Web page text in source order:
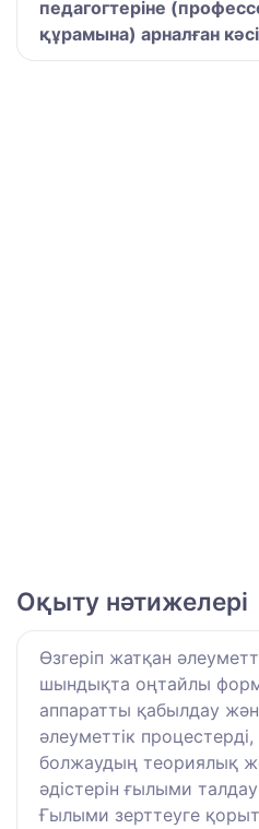
педагогтеріне
құрамына) арналған
Оқыту нәтижелері
Өзгеріп жатқан
шындықта оңтайлы
аппаратты қабылдау
әлеуметтік
болжаудың теориялық
әдістерін ғылыми талдау
Ғылыми зерттеуге